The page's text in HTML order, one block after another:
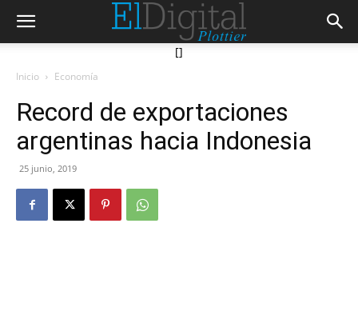
[]
Inicio Economía
Record de exportaciones
argentinas hacia Indonesia
25 junio, 2019